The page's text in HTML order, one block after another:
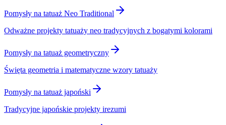
Pomysły na tatuaż Neo Traditional
Odważne projekty tatuaży neo tradycyjnych z bogatymi kolorami
Pomysły na tatuaż geometryczny
Święta geometria i matematyczne wzory tatuaży
Pomysły na tatuaż japoński
Tradycyjne japońskie projekty irezumi